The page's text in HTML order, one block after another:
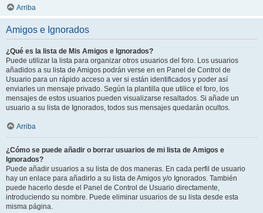
Arriba
Amigos e Ignorados
¿Qué es la lista de Mis Amigos e Ignorados?
Puede utilizar la lista para organizar otros usuarios del foro. Los usuarios
añadidos a su lista de Amigos podrán verse en en Panel de Control de
Usuario para un rápido acceso a ver si están identificados y poder así
enviarles un mensaje privado. Según la plantilla que utilice el foro, los
mensajes de estos usuarios pueden visualizarse resaltados. Si añade un
usuario a su lista de Ignorados, todos sus mensajes quedarán ocultos.
Arriba
¿Cómo se puede añadir o borrar usuarios de mi lista de Amigos e
Ignorados?
Puede añadir usuarios a su lista de dos maneras. En cada perfil de usuario
hay un enlace para añadirlo a su lista de Amigos y/o Ignorados. También
puede hacerlo desde el Panel de Control de Usuario directamente,
introduciendo su nombre. Puede eliminar usuarios de su lista desde esta
misma página.